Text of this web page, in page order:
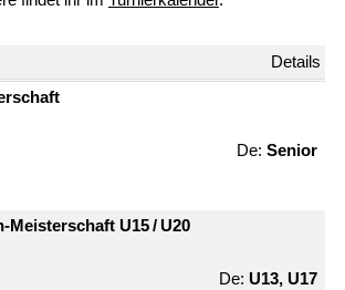
Senior
Meister­schaft U15 / U20
U13, U17